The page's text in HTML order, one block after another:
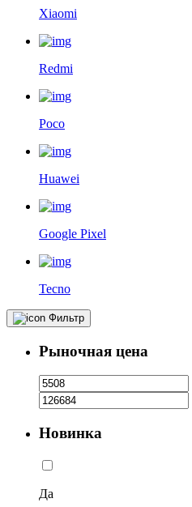
Xiaomi
Redmi
Poco
Huawei
Google Pixel
Tecno
Фильтр
Рыночная цена
Новинка
Да